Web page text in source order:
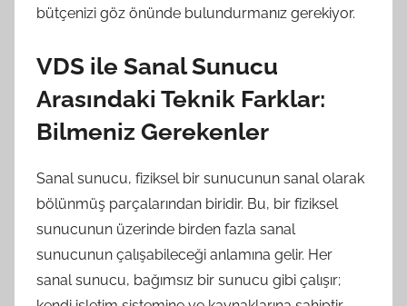
bütçenizi göz önünde bulundurmanız gerekiyor.
VDS ile Sanal Sunucu
Arasındaki Teknik Farklar:
Bilmeniz Gerekenler
Sanal sunucu, fiziksel bir sunucunun sanal olarak
bölünmüş parçalarından biridir. Bu, bir fiziksel
sunucunun üzerinde birden fazla sanal
sunucunun çalışabileceği anlamına gelir. Her
sanal sunucu, bağımsız bir sunucu gibi çalışır;